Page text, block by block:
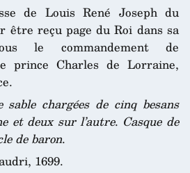
de Louis René Joseph du
être reçu page du Roi dans sa
le commandement de
prince Charles de Lorraine,
sable chargées de cinq besans
et deux sur l’autre. Casque de
de baron.
1699.